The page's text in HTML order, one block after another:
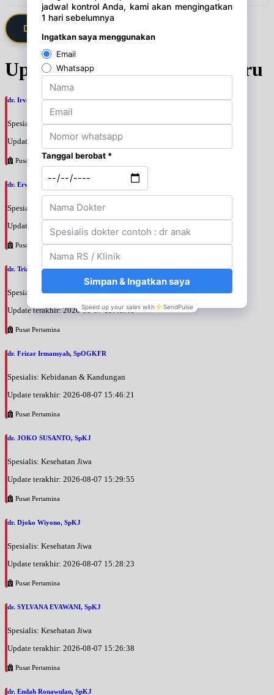
Daftarkan Saya via Member VIP
Update Jadwal Dokter terbaru
dr. Irvan Adenin, SpOGKFM
Spesialis: Kebidanan & Kandungan
Update terakhir: 2026-08-07 16:10:01
Pusat Pertamina
dr. Erwinsyah Hasyim Harahap, M.Kes
Spesialis: Kebidanan & Kandungan
Update terakhir: 2026-08-07 16:02:11
Pusat Pertamina
dr. Triani Ismelia Firdayanti, SpOG
Spesialis: Kebidanan & Kandungan
Update terakhir: 2026-08-07 15:48:40
Pusat Pertamina
dr. Frizar Irmansyah, SpOGKFR
Spesialis: Kebidanan & Kandungan
Update terakhir: 2026-08-07 15:46:21
Pusat Pertamina
dr. JOKO SUSANTO, SpKJ
Spesialis: Kesehatan Jiwa
Update terakhir: 2026-08-07 15:29:55
Pusat Pertamina
dr. Djoko Wiyono, SpKJ
Spesialis: Kesehatan Jiwa
Update terakhir: 2026-08-07 15:28:23
Pusat Pertamina
dr. SYLVANA EVAWANI, SpKJ
Spesialis: Kesehatan Jiwa
Update terakhir: 2026-08-07 15:26:38
Pusat Pertamina
dr. Endah Ronawulan, SpKJ